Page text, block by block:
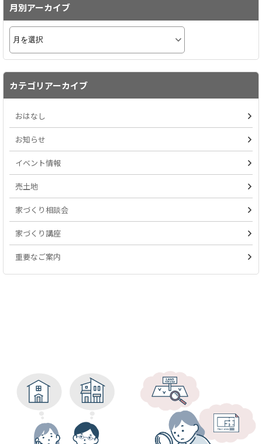
月別アーカイブ
カテゴリアーカイブ
おはなし
お知らせ
イベント情報
売土地
家づくり相談会
家づくり講座
重要なご案内